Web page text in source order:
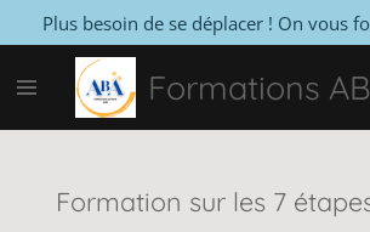
Passer
au
contenu
principal
Formations
Plus besoin de se déplacer ! On vous
Formation sur les 7